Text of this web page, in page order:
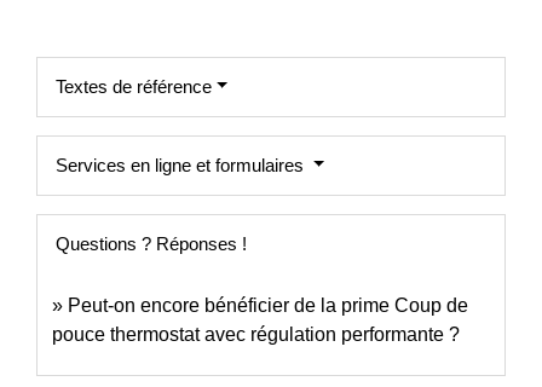
Textes de référence
Services en ligne et formulaires
Questions ? Réponses !
Peut-on encore bénéficier de la prime Coup de
pouce thermostat avec régulation performante ?